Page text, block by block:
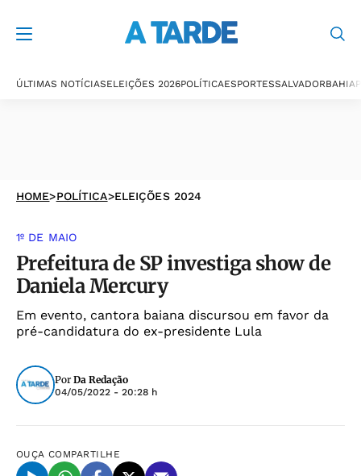
ÚLTIMAS NOTÍCIASELEIÇÕES 2026POLÍTICAESPORTESSALVADORBAHIA
HOME>POLÍTICA>ELEIÇÕES 2024
1º DE MAIO
Prefeitura de SP investiga show de
Daniela Mercury
Em evento, cantora baiana discursou em favor da
pré-candidatura do ex-presidente Lula
Por Da Redação
04/05/2022 - 20:28 h
OUÇA COMPARTILHE